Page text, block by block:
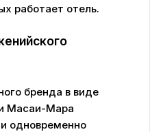
работает отель.
бренда в виде
Масаи-Мара
одновременно